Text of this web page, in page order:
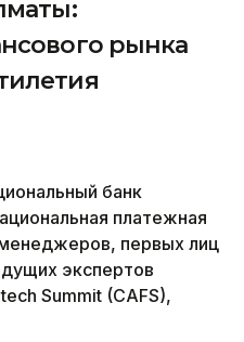
рынка
банк
платежная
первых лиц
экспертов
Summit (CAFS),